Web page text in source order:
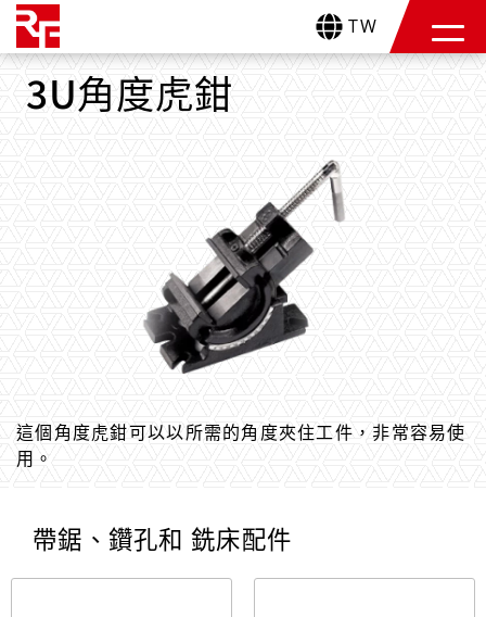
TW
3U角度虎鉗
這個角度虎鉗可以以所需的角度夾住工件，非常容易使
用。
帶鋸、鑽孔和 銑床配件